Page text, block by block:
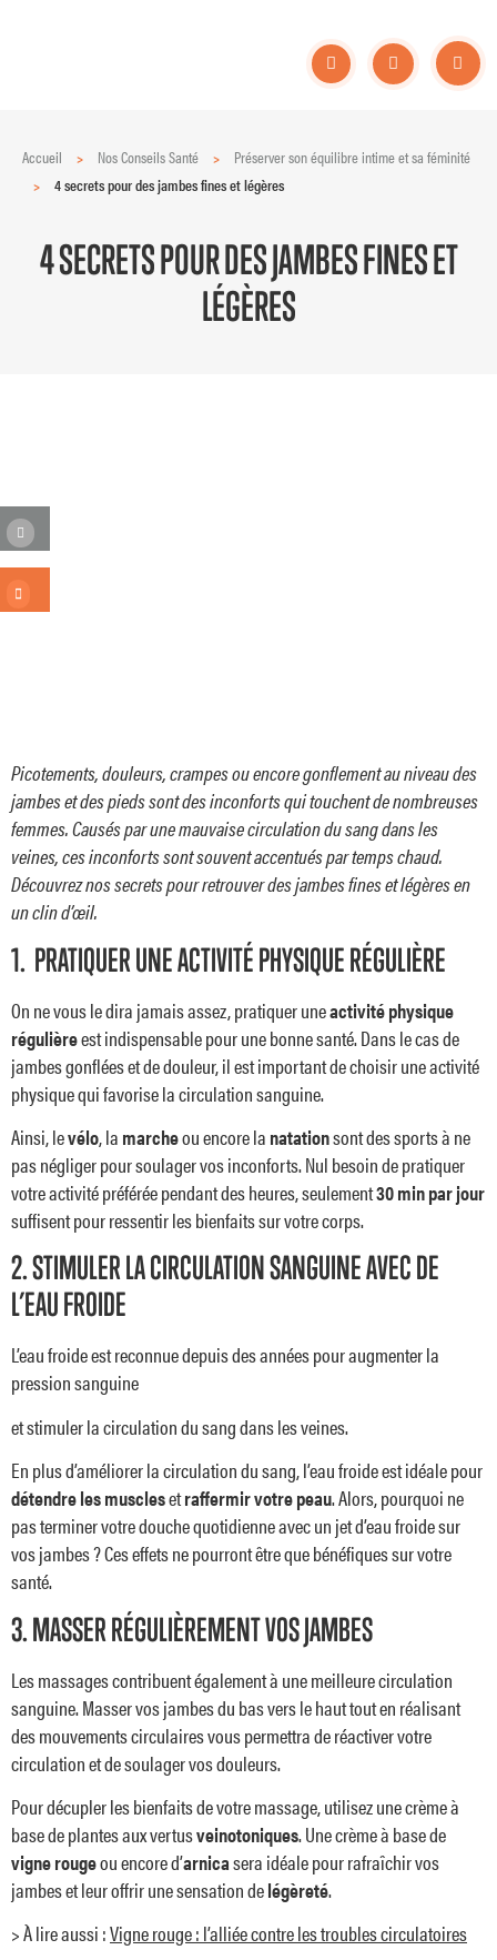
Accueil > Nos Conseils Santé >
Préserver son équilibre intime et sa féminité
>
4 secrets pour des jambes fines et légères
4 SECRETS POUR DES JAMBES FINES ET
LÉGÈRES
Picotements, douleurs, crampes ou encore gonflement au niveau des
jambes et des pieds sont des inconforts qui touchent de nombreuses
femmes. Causés par une mauvaise circulation du sang dans les
veines, ces inconforts sont souvent accentués par temps chaud.
Découvrez nos secrets pour retrouver des jambes fines et légères en
un clin d’œil.
1. PRATIQUER UNE ACTIVITÉ PHYSIQUE RÉGULIÈRE
On ne vous le dira jamais assez, pratiquer uneactivité physique
régulièreest indispensable pour une bonne santé. Dans le cas de
jambes gonflées et de douleur, il est important de choisir une activité
physique qui favorise la circulation sanguine.
Ainsi, levélo, la marcheou encore la natationsont des sports à ne
pas négliger pour soulager vos inconforts. Nul besoin de pratiquer
votre activité préférée pendant des heures, seulement30 min par jour
suffisent pour ressentir les bienfaits sur votre corps.
2. STIMULER LA CIRCULATION SANGUINE AVEC DE
L’EAU FROIDE
L’eau froide est reconnue depuis des années pouraugmenter la
pression sanguine
et stimuler la circulation du sang dans les veines.
En plus d’améliorer la circulation du sang, l’eau froide est idéale pour
détendre les musclesetraffermir votre peau. Alors, pourquoi ne
pas terminer votre douche quotidienne avec un jet d’eau froide sur
vos jambes ? Ces effets ne pourront être que bénéfiques sur votre
santé.
3. MASSER RÉGULIÈREMENT VOS JAMBES
Les massages contribuent également à une meilleure circulation
sanguine. Masser vos jambes du bas vers le haut tout en réalisant
des mouvements circulaires vous permettra de réactiver votre
circulation et de soulager vos douleurs.
Pour décupler les bienfaits de votre massage, utilisez une crème à
base de plantes aux vertusveinotoniques. Une crème à base de
vigne rougeou encore d’arnicasera idéale pour rafraîchir vos
jambes et leur offrir une sensation delégèreté.
> À lire aussi :Vigne rouge : l’alliée contre les troubles circulatoires